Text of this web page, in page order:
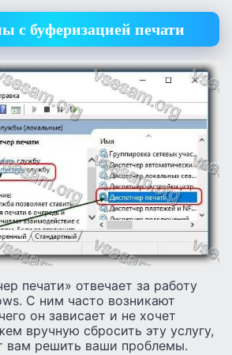
с буферизацией печати
печати» отвечает за работу
С ним часто возникают
он зависает и не хочет
вручную сбросить эту услугу,
вам решить ваши проблемы.